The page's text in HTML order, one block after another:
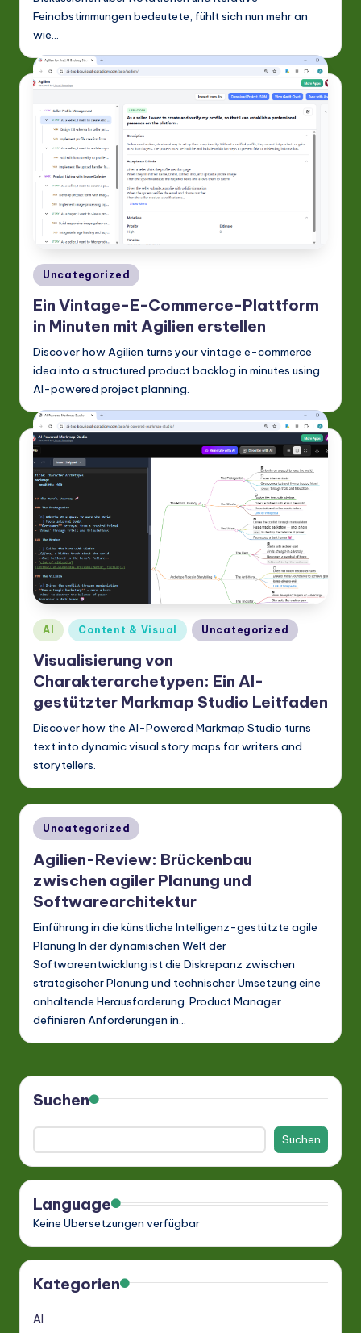
Feinabstimmungen bedeutete, fühlt sich nun mehr an
wie…
Posted
in
Uncategorized
Ein Vintage-E-Commerce-Plattform
in Minuten mit Agilien erstellen
Discover how Agilien turns your vintage e-commerce
idea into a structured product backlog in minutes using
AI-powered project planning.
Posted
in
AI Content & Visual Uncategorized
Visualisierung von
Charakterarchetypen: Ein AI-
gestützter Markmap Studio Leitfaden
Discover how the AI-Powered Markmap Studio turns
text into dynamic visual story maps for writers and
storytellers.
Posted
in
Uncategorized
Agilien-Review: Brückenbau
zwischen agiler Planung und
Softwarearchitektur
Einführung in die künstliche Intelligenz-gestützte agile
Planung In der dynamischen Welt der
Softwareentwicklung ist die Diskrepanz zwischen
strategischer Planung und technischer Umsetzung eine
anhaltende Herausforderung. Product Manager
definieren Anforderungen in…
Suchen
Suchen
Language
Keine Übersetzungen verfügbar
Kategorien
AI